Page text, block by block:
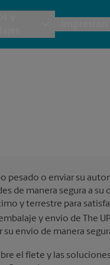
Internacional
los Servicios de Envío
pesado o enviar su
de manera segura a su
y terrestre para
y envío de The
envío de manera
el flete y las